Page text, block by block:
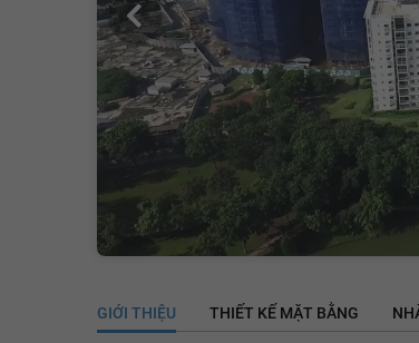
GIỚI THIỆU THIẾT KẾ MẶT BẰNG